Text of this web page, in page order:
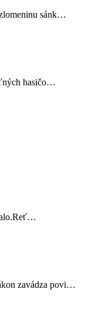
sánk…
hasičo…
zavádza povi…